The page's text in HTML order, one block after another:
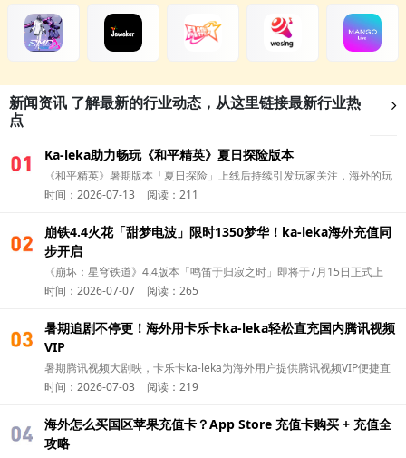
新闻资讯 了解最新的行业动态，从这里链接最新行业热
点
01
Ka-leka助力畅玩《和平精英》夏日探险版本
《和平精英》暑期版本「夏日探险」上线后持续引发玩家关注，海外的玩
家除了第一时间更新版本，可以通过 华人充值平台Ka-leka 完成国区游戏
时间：2026-07-13 阅读：211
01
崩铁4.4火花「甜梦电波」限时1350梦华！ka-leka海外充值同
步开启
《崩坏：星穹铁道》4.4版本「鸣笛于归寂之时」即将于7月15日正式上
线。今天就和卡乐卡ka-leka一起了解，怎么海外充值火花（Sparkle） 的
时间：2026-07-07 阅读：265
01
暑期追剧不停更！海外用卡乐卡ka-leka轻松直充国内腾讯视频
VIP
暑期腾讯视频大剧映，卡乐卡ka-leka为海外用户提供腾讯视频VIP便捷直
充，追剧无广告畅看一夏。
时间：2026-07-03 阅读：219
01
海外怎么买国区苹果充值卡？App Store 充值卡购买 + 充值全
攻略